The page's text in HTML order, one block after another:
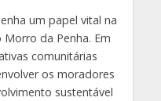
um papel vital na
da Penha. Em
comunitárias
os moradores
sustentável